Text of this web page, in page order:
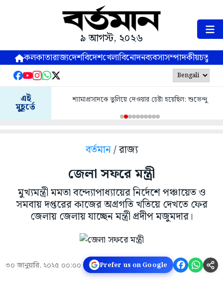
৯ আগস্ট, ২০২৬
কলকাতারাজ্যদেশবিদেশখেলাবিনোদনব্যবসাসম্পাদকীয়
এই
মুহূর্তে
শ্যামাপ্রসাদকে ভুলিয়ে দেওয়ার চেষ্টা হয়েছিল: শুভেন্দু
বর্তমান/ রাজ্য
জেলা সফরে মন্ত্রী
মুখ্যমন্ত্রী মমতা বন্দ্যোপাধ্যায়ের নির্দেশে পঞ্চায়েত ও
সমবায় দপ্তরের কাজের অগ্রগতি খতিয়ে দেখতে ফের
জেলায় জেলায় যাচ্ছেন মন্ত্রী প্রদীপ মজুমদার।
৩০ জানুয়ারি, ২০২৫ ০০:০০ Prefer us on Google